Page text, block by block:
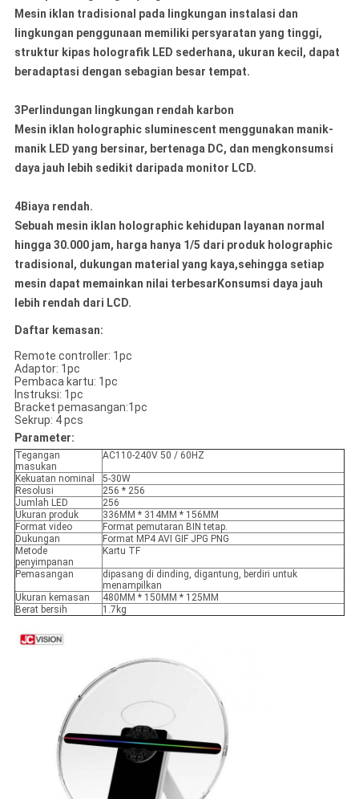
Mesin iklan tradisional pada lingkungan instalasi dan
lingkungan penggunaan memiliki persyaratan yang tinggi,
struktur kipas holografik LED sederhana, ukuran kecil, dapat
beradaptasi dengan sebagian besar tempat.
3Perlindungan lingkungan rendah karbon
Mesin iklan holographic sluminescent menggunakan manik-
manik LED yang bersinar, bertenaga DC, dan mengkonsumsi
daya jauh lebih sedikit daripada monitor LCD.
4Biaya rendah.
Sebuah mesin iklan holographic kehidupan layanan normal
hingga 30.000 jam, harga hanya 1/5 dari produk holographic
tradisional, dukungan material yang kaya,sehingga setiap
mesin dapat memainkan nilai terbesarKonsumsi daya jauh
lebih rendah dari LCD.
Daftar kemasan:
Remote controller: 1pc
Adaptor: 1pc
Pembaca kartu: 1pc
Instruksi: 1pc
Bracket pemasangan:1pc
Sekrup: 4 pcs
Parameter:
Tegangan
masukan
AC110-240V 50 / 60HZ
Kekuatan nominal
5-30W
Resolusi
256 * 256
Jumlah LED
256
Ukuran produk
336MM * 314MM * 156MM
Format video
Format pemutaran BIN tetap.
Dukungan
Format MP4 AVI GIF JPG PNG
Metode
penyimpanan
Kartu TF
Pemasangan
dipasang di dinding, digantung, berdiri untuk
menampilkan
Ukuran kemasan
480MM * 150MM * 125MM
Berat bersih
1.7kg